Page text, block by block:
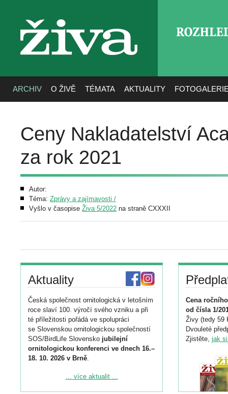
živa
ARCHIV O ŽIVĚ TÉMATA AKTUALITY
Ceny Nakladatelství
za rok 2021
Autor:
Téma: Zprávy a zajímavosti /
Vyšlo v časopise Živa 5/2022 na straně CXXXII
Aktuality
Česká společnost ornitologická v letošním
roce slaví 100. výročí svého vzniku a při
té příležitosti pořádá ve spolupráci
se Slovenskou ornitologickou společností
SOS/BirdLife Slovensko jubilejní
ornitologickou konferenci ve dnech 16.–
18. 10. 2026 v Brně.
Podrobnější informace ke konferenci
... více aktualit ...
Cena
od čísla 1/
Živy (tedy 59
Dvouleté
Zjistěte, jak